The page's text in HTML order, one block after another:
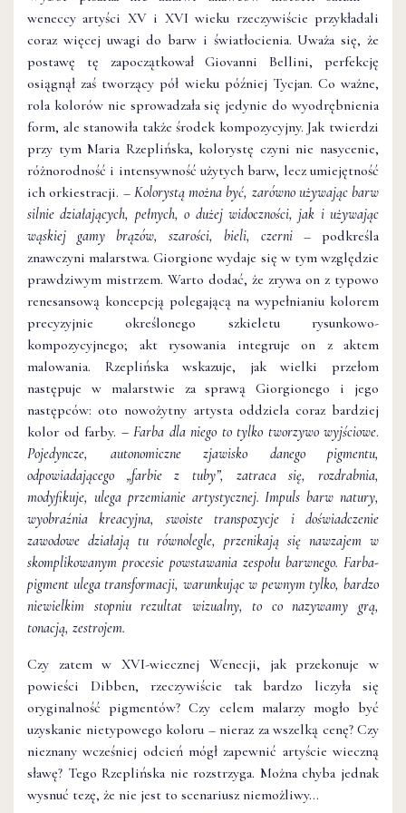
weneccy artyści XV i XVI wieku rzeczywiście przykładali
coraz więcej uwagi do barw i światłocienia. Uważa się, że
postawę tę zapoczątkował Giovanni Bellini, perfekcję
osiągnął zaś tworzący pół wieku później Tycjan. Co ważne,
rola kolorów nie sprowadzała się jedynie do wyodrębnienia
form, ale stanowiła także środek kompozycyjny. Jak twierdzi
przy tym Maria Rzeplińska, kolorystę czyni nie nasycenie,
różnorodność i intensywność użytych barw, lecz umiejętność
ich orkiestracji. – Kolorystą można być, zarówno używając barw
silnie działających, pełnych, o dużej widoczności, jak i używając
wąskiej gamy brązów, szarości, bieli, czerni – podkreśla
znawczyni malarstwa. Giorgione wydaje się w tym względzie
prawdziwym mistrzem. Warto dodać, że zrywa on z typowo
renesansową koncepcją polegającą na wypełnianiu kolorem
precyzyjnie określonego szkieletu rysunkowo-
kompozycyjnego; akt rysowania integruje on z aktem
malowania. Rzeplińska wskazuje, jak wielki przełom
następuje w malarstwie za sprawą Giorgionego i jego
następców: oto nowożytny artysta oddziela coraz bardziej
kolor od farby. – Farba dla niego to tylko tworzywo wyjściowe.
Pojedyncze, autonomiczne zjawisko danego pigmentu,
odpowiadającego „farbie z tuby”, zatraca się, rozdrabnia,
modyfikuje, ulega przemianie artystycznej. Impuls barw natury,
wyobraźnia kreacyjna, swoiste transpozycje i doświadczenie
zawodowe działają tu równolegle, przenikają się nawzajem w
skomplikowanym procesie powstawania zespołu barwnego. Farba-
pigment ulega transformacji, warunkując w pewnym tylko, bardzo
niewielkim stopniu rezultat wizualny, to co nazywamy grą,
tonacją, zestrojem.
Czy zatem w XVI-wiecznej Wenecji, jak przekonuje w
powieści Dibben, rzeczywiście tak bardzo liczyła się
oryginalność pigmentów? Czy celem malarzy mogło być
uzyskanie nietypowego koloru – nieraz za wszelką cenę? Czy
nieznany wcześniej odcień mógł zapewnić artyście wieczną
sławę? Tego Rzeplińska nie rozstrzyga. Można chyba jednak
wysnuć tezę, że nie jest to scenariusz niemożliwy…